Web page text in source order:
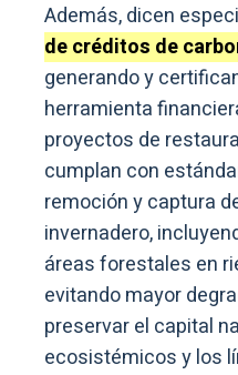
Además, dicen
de créditos de
generando y
herramienta
proyectos de
cumplan con
remoción y captura
invernadero,
áreas forestales en
evitando mayor
preservar el capital
ecosistémicos y los